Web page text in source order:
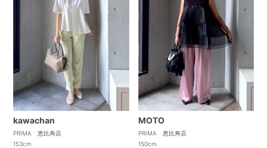
kawachan
PRIMA 恵比寿店
153cm
MOTO
PRIMA 恵比寿店
150cm